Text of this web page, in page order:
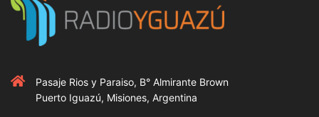
Pasaje Rios y Paraiso, B° Almirante Brown
Puerto Iguazú, Misiones, Argentina